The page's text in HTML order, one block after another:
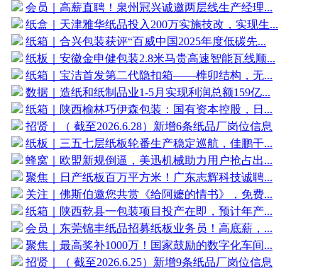
会员｜高薪直聘！泉州冠兴诚邀两层线生产经理...
纸盒｜天津雅华纸品投入200万实施技改，实现生...
纸箱｜合兴包装获评“百威中国2025年度低碳先...
纸板｜安徽金申健包装2.8米马贵高速智能瓦线顺...
纸箱｜宝洁首发第二代隐扣箱——榫卯结构，无...
数据｜造纸和纸制品业1-5月实现利润总额159亿...
纸箱｜陕西榆林巧伊森包装：国有资本控股，日...
招贤｜（ 截至2026.6.28）新增6条纸品厂岗位信息
纸板｜三五七层纸板轮番生产稳定巡航，佳鹏干...
蜂窝｜欧盟新规倒逼，美迅机械助力用户抢占出...
聚焦｜日产纸板百万平方米！广东志辉科技诚聘...
关注｜佛斯伯邀您共赏《给阿嬷的情书》，免费...
纸箱｜陕西乾县一包装项目投产在即，预计年产...
会员｜东莞锦丰纸品招募纸板业务员！高底薪，...
聚焦｜最高奖补1000万！国家鼓励的数字化车间...
招贤｜（ 截至2026.6.25）新增9条纸品厂岗位信息